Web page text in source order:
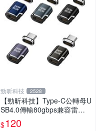
勁昕科技 2528
【勁昕科技】Type-C公轉母U
SB4.0傳輸80gbps兼容雷電P
D240W全功能磁吸轉接頭
$120